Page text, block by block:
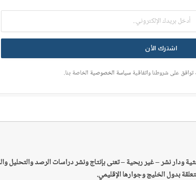
على شروطنا واتفاقيةسياسة الخصوصية الخاصة بنا.
ودار نشر – غير ربحية –تعنى بإنتاج ونشر دراسات الرصد والتحليل
بدول الخليج وجوارها الإقليمي.